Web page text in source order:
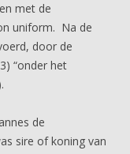
met de
uniform. Na de
door de
“onder het
de
sire of koning van